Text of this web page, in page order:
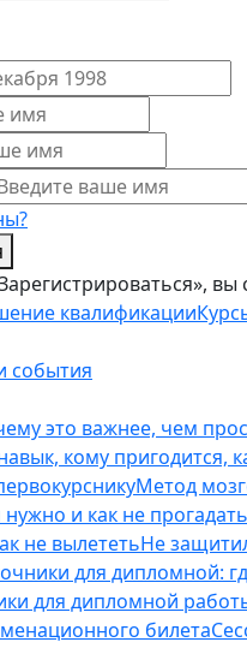
квалификации
события
это важнее, чем
кому пригодится,
Метод
нужно и как не
не вылететьНе
для дипломной:
для дипломной
билета